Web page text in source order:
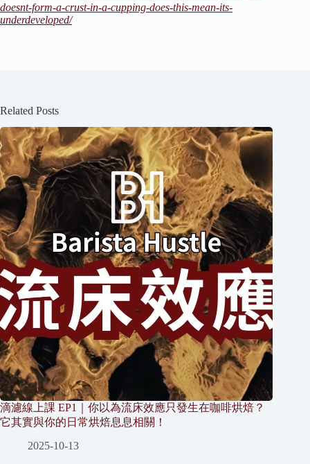
doesnt-form-a-crust-in-a-cupping-does-this-mean-its-
underdeveloped/
Related Posts
滴濾線上課 EP1｜你以為流床效應只發生在咖啡烘焙？
它其實與你的日常烘焙息息相關！
2025-10-13